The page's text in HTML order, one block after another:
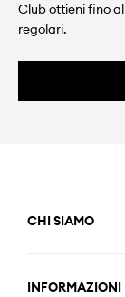
Club ottieni fino al
regolari.
CHI SIAMO
INFORMAZIONI